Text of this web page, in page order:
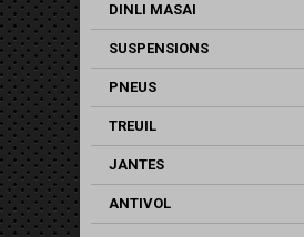
DINLI MASAI
SUSPENSIONS
PNEUS
TREUIL
JANTES
ANTIVOL